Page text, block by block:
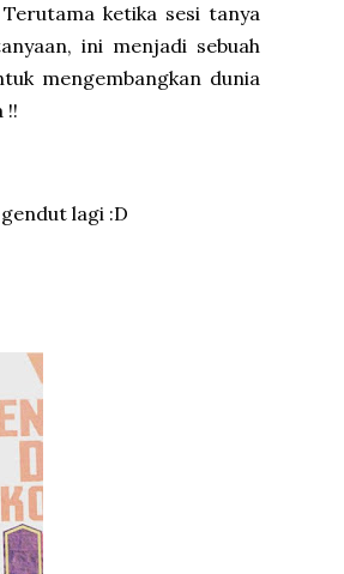
ketika sesi tanya
ini menjadi sebuah
mengembangkan dunia
!!
lagi :D